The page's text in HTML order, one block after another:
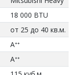
18 000 BTU
от 25 до 40 кв.м.
Aᐩᐩ
Aᐩᐩ